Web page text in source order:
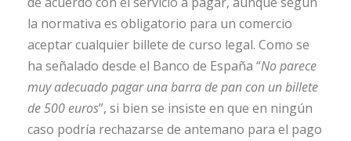
la normativa es obligatorio para un comercio
aceptar cualquier billete de curso legal. Como se
ha señalado desde el Banco de España “No parece
muy adecuado pagar una barra de pan con un billete
de 500 euros”, si bien se insiste en que en ningún
caso podría rechazarse de antemano para el pago